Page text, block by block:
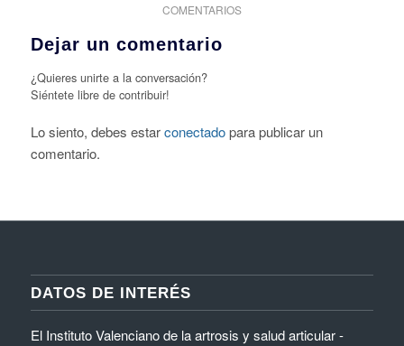
COMENTARIOS
Dejar un comentario
¿Quieres unirte a la conversación?
Siéntete libre de contribuir!
Lo siento, debes estarconectadopara publicar un
comentario.
DATOS DE INTERÉS
El Instituto Valenciano de la artrosis y salud articular -